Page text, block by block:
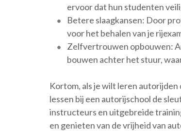
ervoor dat hun studenten
Betere slaagkansen: Door
voor het behalen van je
Zelfvertrouwen opbouwen:
bouwen achter het stuur,
Kortom, als je wilt leren autorijden
lessen bij een autorijschool de
instructeurs en uitgebreide
en genieten van de vrijheid van